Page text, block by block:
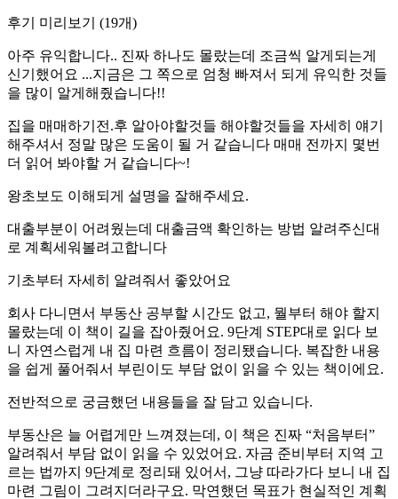
후기 미리보기 (19개)
아주 유익합니다.. 진짜 하나도 몰랐는데 조금씩 알게되는게
신기했어요 ...지금은 그 쪽으로 엄청 빠져서 되게 유익한 것들
을 많이 알게해줬습니다!!
집을 매매하기전.후 알아야할것들 해야할것들을 자세히 얘기
해주셔서 정말 많은 도움이 될 거 같습니다 매매 전까지 몇번
더 읽어 봐야할 거 같습니다~!
왕초보도 이해되게 설명을 잘해주세요.
대출부분이 어려웠는데 대출금액 확인하는 방법 알려주신대
로 계획세워볼려고합니다
기초부터 자세히 알려줘서 좋았어요
회사 다니면서 부동산 공부할 시간도 없고, 뭘부터 해야 할지
몰랐는데 이 책이 길을 잡아줬어요. 9단계 STEP대로 읽다 보
니 자연스럽게 내 집 마련 흐름이 정리됐습니다. 복잡한 내용
을 쉽게 풀어줘서 부린이도 부담 없이 읽을 수 있는 책이에요.
전반적으로 궁금했던 내용들을 잘 담고 있습니다.
부동산은 늘 어렵게만 느껴졌는데, 이 책은 진짜 “처음부터”
알려줘서 부담 없이 읽을 수 있었어요. 자금 준비부터 지역 고
르는 법까지 9단계로 정리돼 있어서, 그냥 따라가다 보니 내 집
마련 그림이 그려지더라구요. 막연했던 목표가 현실적인 계획